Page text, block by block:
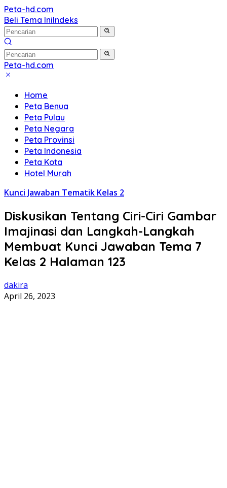
Langsung
ke
konten
Peta-hd.com
Kumpulan
Gambar
Peta
HD
Beli Tema IniIndeks
Peta-hd.com
Kumpulan
Peta
HD
Home
Peta Benua
Peta Pulau
Peta Negara
Peta Provinsi
Peta Indonesia
Peta Kota
Hotel Murah
Kunci Jawaban Tematik Kelas 2
Diskusikan Tentang Ciri-Ciri Gambar
Imajinasi dan Langkah-Langkah
Membuat Kunci Jawaban Tema 7
Kelas 2 Halaman 123
dakira
April 26, 2023